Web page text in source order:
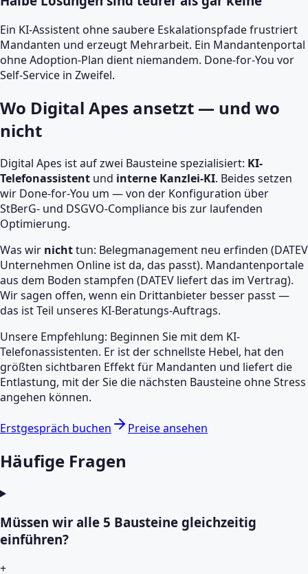
Ein KI-Assistent ohne saubere Eskalationspfade frustriert
Mandanten und erzeugt Mehrarbeit. Ein Mandantenportal
ohne Adoption-Plan dient niemandem. Done-for-You vor
Self-Service in Zweifel.
Wo Digital Apes ansetzt — und wo
nicht
Digital Apes ist auf zwei Bausteine spezialisiert: KI-
Telefonassistent und interne Kanzlei-KI. Beides setzen
wir Done-for-You um — von der Konfiguration über
StBerG- und DSGVO-Compliance bis zur laufenden
Optimierung.
Was wir nichttun: Belegmanagement neu erfinden (DATEV
Unternehmen Online ist da, das passt). Mandantenportale
aus dem Boden stampfen (DATEV liefert das im Vertrag).
Wir sagen offen, wenn ein Drittanbieter besser passt —
das ist Teil unseres KI-Beratungs-Auftrags.
Unsere Empfehlung: Beginnen Sie mit dem KI-
Telefonassistenten. Er ist der schnellste Hebel, hat den
größten sichtbaren Effekt für Mandanten und liefert die
Entlastung, mit der Sie die nächsten Bausteine ohne Stress
angehen können.
Erstgespräch buchen Preise ansehen
Häufige Fragen
Müssen wir alle 5 Bausteine gleichzeitig
einführen?
+